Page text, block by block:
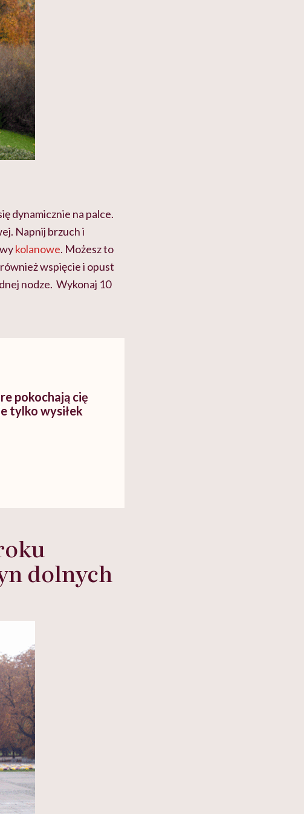
dynamicznie na palce.
Napnij brzuch i
kolanowe. Możesz to
wspięcie i opust
nodze. Wykonaj 10
pokochają cię
tylko wysiłek
dolnych